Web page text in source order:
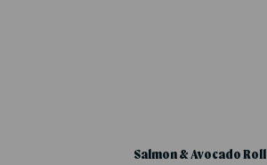
Salmon & Avocado Roll